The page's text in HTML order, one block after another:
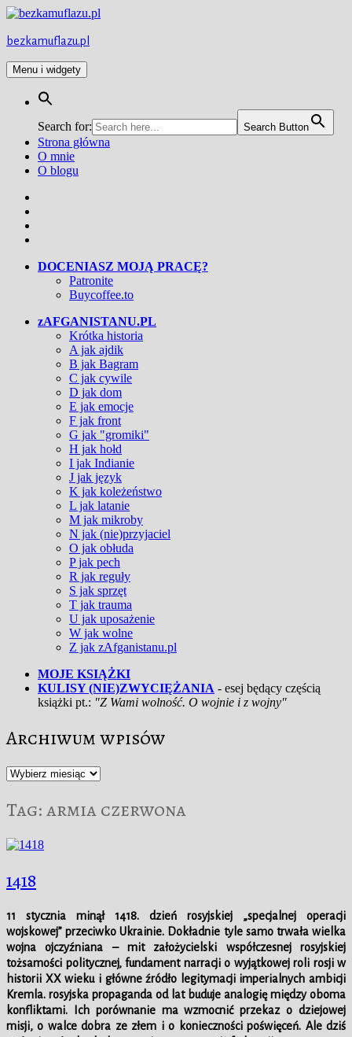
Przejdź
treści
bezkamuflazu.pl
Menu i widgety
Search for: Search Button
Strona główna
O mnie
O blogu
DOCENIASZ MOJĄ PRACĘ?
Patronite
Buycoffee.to
zAFGANISTANU.PL
Krótka historia
A jak ajdik
B jak Bagram
C jak cywile
D jak dom
E jak emocje
F jak front
G jak "gromiki"
H jak hołd
I jak Indianie
J jak język
K jak koleżeństwo
L jak latanie
M jak mikroby
N jak (nie)przyjaciel
O jak obłuda
P jak pech
R jak reguły
S jak sprzęt
T jak trauma
U jak uposażenie
W jak wolne
Z jak zAfganistanu.pl
MOJE KSIĄŻKI
KULISY (NIE)ZWYCIĘŻANIA - esej będący częścią
książki pt.: "Z Wami wolność. O wojnie i z wojny"
Archiwum wpisów
Archiwum
Tag:armia czerwona
1418
11 stycznia minął 1418. dzień rosyjskiej „specjalnej operacji
wojskowej” przeciwko Ukrainie. Dokładnie tyle samo trwała wielka
wojna ojczyźniana – mit założycielski współczesnej rosyjskiej
tożsamości politycznej, fundament narracji o wyjątkowej roli rosji w
historii XX wieku i główne źródło legitymacji imperialnych ambicji
Kremla. rosyjska propaganda od lat buduje analogię między oboma
konfliktami. Ich porównanie ma wzmocnić przekaz o dziejowej
misji, o walce dobra ze złem i o konieczności poświęceń. Ale dziś